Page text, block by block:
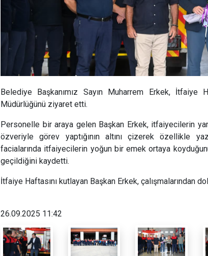
Belediye Başkanımız Sayın Muharrem Erkek, İtfaiye
Müdürlüğünü ziyaret etti.
Personelle bir araya gelen Başkan Erkek, itfaiyecilerin
özveriyle görev yaptığının altını çizerek özellikle
facialarında itfaiyecilerin yoğun bir emek ortaya
geçildiğini kaydetti.
İtfaiye Haftasını kutlayan Başkan Erkek, çalışmalarından
26.09.2025 11:42